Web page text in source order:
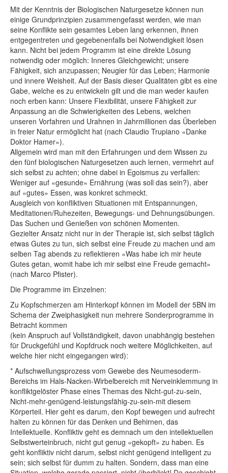
Mit der Kenntnis der Biologischen Naturgesetze können nun
einige Grundprinzipien zusammengefasst werden, wie man
seine Konflikte sein gesamtes Leben lang erkennen, ihnen
entgegentreten und gegebenenfalls bei Notwendigkeit lösen
kann. Nicht bei jedem Programm ist eine direkte Lösung
notwendig oder möglich: Inneres Gleichgewicht; unsere
Fähigkeit, sich anzupassen; Neugier für das Leben; Harmonie
und innere Weisheit. Auf der Basis dieser Qualitäten gibt es eine
Gabe, welche es zu entwickeln gilt und die man weder kaufen
noch erben kann: Unsere Flexibilität, unsere Fähigkeit zur
Anpassung an die Schwierigkeiten des Lebens, welchen
unseren Vorfahren und Urahnen in Jahrmillionen das Überleben
in freier Natur ermöglicht hat (nach Claudio Trupiano «Danke
Doktor Hamer»).
Allgemein wird man mit den Erfahrungen und dem Wissen zu
den fünf biologischen Naturgesetzen auch lernen, vermehrt auf
sich selbst zu achten; ohne dabei in Egoismus zu verfallen:
Weniger auf «gesunde» Ernährung (was soll das sein?), aber
auf «gutes» Essen, was konkret schmeckt.
Ausgleich von konfliktiven Situationen mit Entspannungen,
Meditationen/Ruhezeiten, Bewegungs- und Dehnungsübungen.
Das Suchen und Genießen von schönen Momenten.
Gezielter Ansatz nicht nur in der Therapie ist, sich selbst täglich
etwas Gutes zu tun, sich selbst eine Freude zu machen und am
selben Tag abends zu reflektieren «Was habe ich mir heute
Gutes getan, womit habe ich mir selbst eine Freude gemacht»
(nach Marco Pfister).
Die Programme im Einzelnen:
Zu Kopfschmerzen am Hinterkopf können im Modell der 5BN im
Schema der Zweiphasigkeit nun mehrere Sonderprogramme in
Betracht kommen
(kein Anspruch auf Vollständigkeit, davon unabhängig bestehen
für Druckgefühl und Kopfdruck noch weitere Möglichkeiten, auf
welche hier nicht eingegangen wird):
* Aufschwellungsprozess vom Gewebe des Neumesoderm-
Bereichs im Hals-Nacken-Wirbelbereich mit Nerveinklemmung in
konfliktgelöster Phase eines Themas des Nicht-gut-zu-sein,
Nicht-mehr-genügend-leistungsfähig-zu-sein-mit diesem
Körperteil. Hier geht es darum, den Kopf bewegen und aufrecht
halten zu können für das Denken und Behirnen, das
Intellektuelle. Konfliktiv geht es demnach um den intellektuellen
Selbstwerteinbruch, nicht gut genug «gekopft» zu haben. Es
geht konfliktiv nicht darum, selbst nicht genügend intelligent zu
sein; sich selbst für dumm zu halten. Sondern, dass man eine